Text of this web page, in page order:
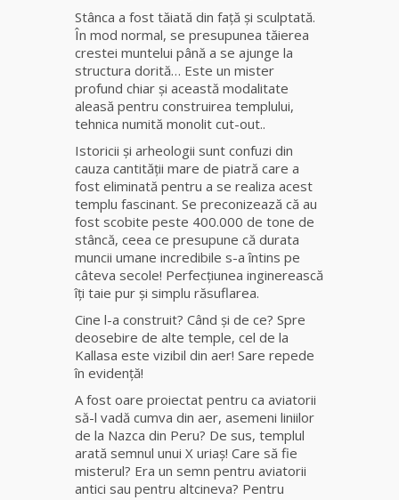
vrăjitoare
de magie
Vrăjitoarea
Morgana,
negre
Elena
Minodora
Stânca a fost tăiată din faţă şi sculptată.
În mod normal, se presupunea tăierea
crestei muntelui până a se ajunge la
structura dorită… Este un mister
profund chiar şi această modalitate
aleasă pentru construirea templului,
tehnica numită monolit cut-out..
Istoricii şi arheologii sunt confuzi din
cauza cantităţii mare de piatră care a
fost eliminată pentru a se realiza acest
templu fascinant. Se preconizează că au
fost scobite peste 400.000 de tone de
stâncă, ceea ce presupune că durata
muncii umane incredibile s-a întins pe
câteva secole! Perfecţiunea inginerească
îţi taie pur şi simplu răsuflarea.
Cine l-a construit? Când şi de ce? Spre
deosebire de alte temple, cel de la
Kallasa este vizibil din aer! Sare repede
în evidenţă!
A fost oare proiectat pentru ca aviatorii
să-l vadă cumva din aer, asemeni liniilor
de la Nazca din Peru? De sus, templul
arată semnul unui X uriaş! Care să fie
misterul? Era un semn pentru aviatorii
antici sau pentru altcineva? Pentru